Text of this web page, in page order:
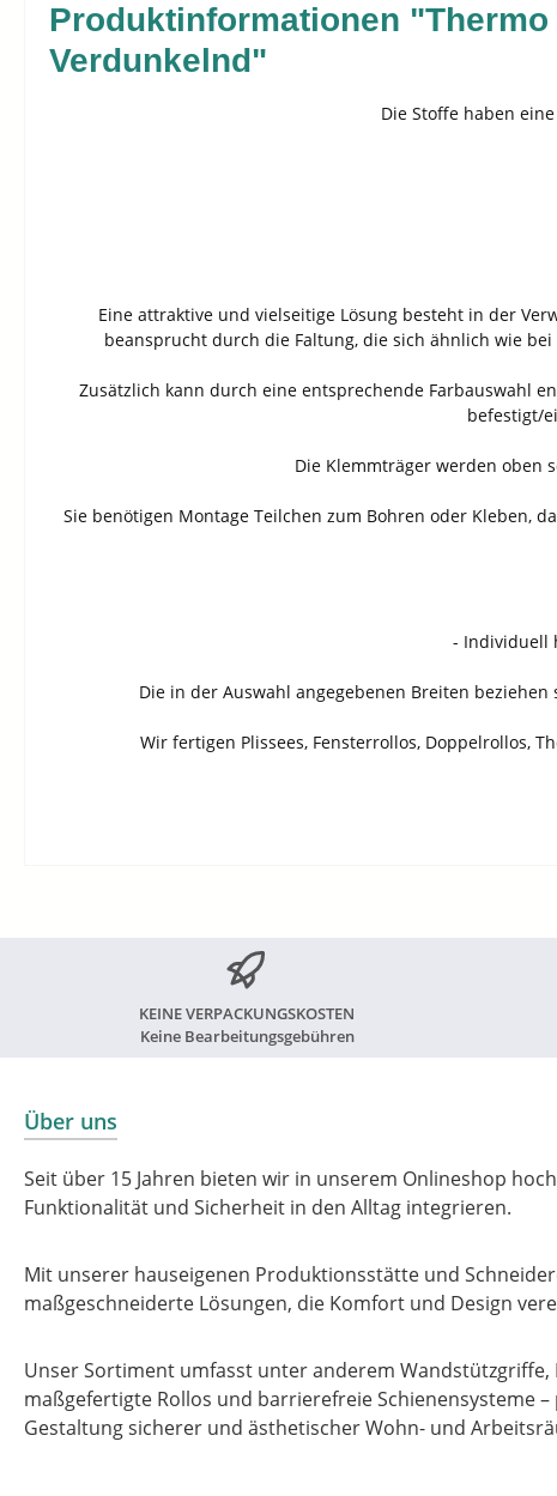
Produktinformationen
Verdunkelnd"
Die Stoffe haben
Eine attraktive und vielseitige Lösung besteht in der
beansprucht durch die Faltung, die sich ähnlich wie
Zusätzlich kann durch eine entsprechende Farbauswahl
befestigt/
Die Klemmträger werden oben
Sie benötigen Montage Teilchen zum Bohren oder Kleben,
- Individuell
Die in der Auswahl angegebenen Breiten
Wir fertigen Plissees, Fensterrollos, Doppelrollos,
KEINE VERPACKUNGSKOSTEN
Keine Bearbeitungsgebühren
Über uns
Seit über 15 Jahren bieten wir in unserem Onlineshop
Funktionalität und Sicherheit in den Alltag integrieren.
Mit unserer hauseigenen Produktionsstätte und
maßgeschneiderte Lösungen, die Komfort und Design
Unser Sortiment umfasst unter anderem Wandstützgriffe,
maßgefertigte Rollos und barrierefreie Schienensysteme
Gestaltung sicherer und ästhetischer Wohn- und